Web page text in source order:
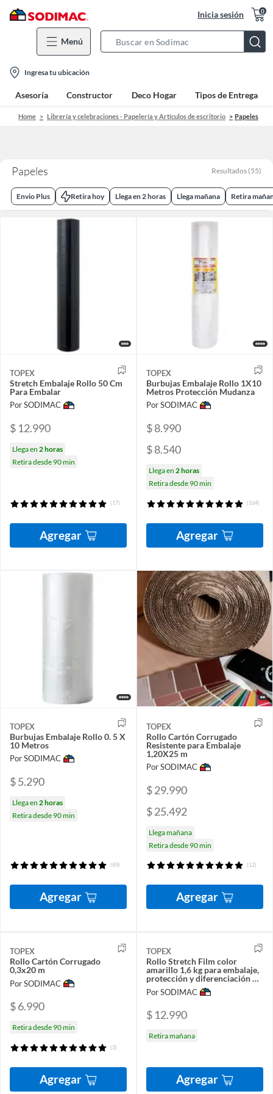
Inicia sesión 0
Menú
Bar
location-
icon
Ingresa tu ubicación
Asesoría Constructor Deco Hogar Tipos de Entrega
Home Librería y celebraciones - Papelería y Artículos de escritorio Papeles
Papeles Resultados (55)
Envio Plus Retira hoy Llega en 2 horas Llega mañana Retira
TOPEX
Stretch Embalaje Rollo 50 Cm
Para Embalar
Por SODIMAC
$ 12.990
Llega en 2 horas
Retira desde 90 min
(17)
Agregar
TOPEX
Burbujas Embalaje Rollo 1X10
Metros Protección Mudanza
Por SODIMAC
$ 8.990
$ 8.540
Llega en 2 horas
Retira desde 90 min
(164)
Agregar
TOPEX
Burbujas Embalaje Rollo 0. 5 X
10 Metros
Por SODIMAC
$ 5.290
Llega en 2 horas
Retira desde 90 min
(89)
Agregar
TOPEX
Rollo Cartón Corrugado
Resistente para Embalaje
1,20X25 m
Por SODIMAC
$ 29.990
$ 25.492
Llega mañana
Retira desde 90 min
(12)
Agregar
TOPEX
Rollo Cartón Corrugado
0,3x20 m
Por SODIMAC
$ 6.990
Retira desde 90 min
(3)
Agregar
TOPEX
Rollo Stretch Film color
amarillo 1,6 kg para embalaje,
protección y diferenciación de
carga
Por SODIMAC
$ 12.990
Retira mañana
Agregar